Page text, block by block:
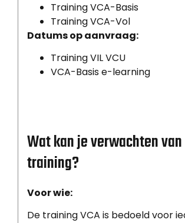
Training VCA-Basis
Training VCA-Vol
Datums op aanvraag:
Training VIL VCU
VCA-Basis e-learning
Wat kan je verwachten
training?
Voor wie:
De training VCA is bedoeld voor